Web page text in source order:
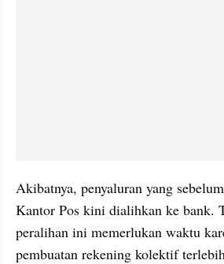
Akibatnya, penyaluran yang
Kantor Pos kini dialihkan ke bank.
peralihan ini memerlukan waktu
pembuatan rekening kolektif